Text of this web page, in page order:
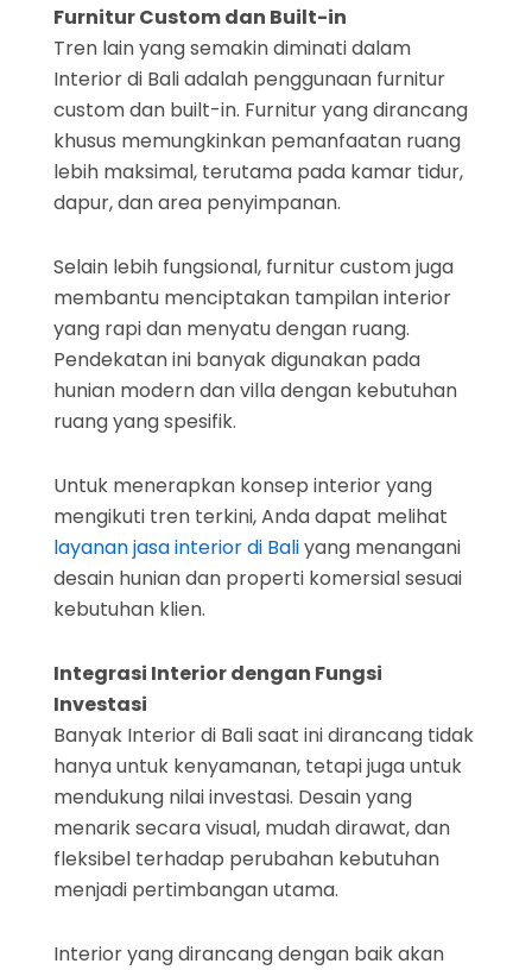
Furnitur Custom dan Built-in
Tren lain yang semakin diminati dalam
Interior di Bali adalah penggunaan furnitur
custom dan built-in. Furnitur yang dirancang
khusus memungkinkan pemanfaatan ruang
lebih maksimal, terutama pada kamar tidur,
dapur, dan area penyimpanan.
Selain lebih fungsional, furnitur custom juga
membantu menciptakan tampilan interior
yang rapi dan menyatu dengan ruang.
Pendekatan ini banyak digunakan pada
hunian modern dan villa dengan kebutuhan
ruang yang spesifik.
Untuk menerapkan konsep interior yang
mengikuti tren terkini, Anda dapat melihat
layanan jasa interior di Baliyang menangani
desain hunian dan properti komersial sesuai
kebutuhan klien.
Integrasi Interior dengan Fungsi
Investasi
Banyak Interior di Bali saat ini dirancang tidak
hanya untuk kenyamanan, tetapi juga untuk
mendukung nilai investasi. Desain yang
menarik secara visual, mudah dirawat, dan
fleksibel terhadap perubahan kebutuhan
menjadi pertimbangan utama.
Interior yang dirancang dengan baik akan